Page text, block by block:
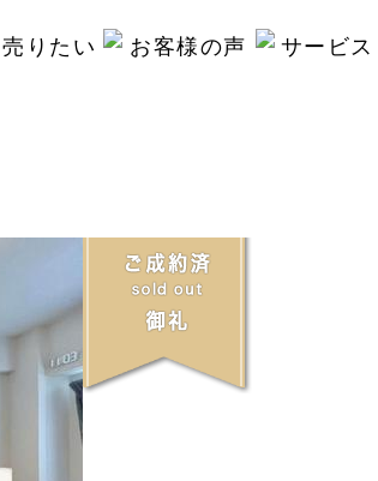
売りたい お客様の声 サービス